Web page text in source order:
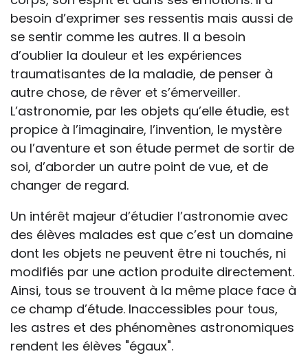
besoin d’exprimer ses ressentis mais aussi de
se sentir comme les autres. Il a besoin
d’oublier la douleur et les expériences
traumatisantes de la maladie, de penser à
autre chose, de rêver et s’émerveiller.
L’astronomie, par les objets qu’elle étudie, est
propice à l’imaginaire, l’invention, le mystère
ou l’aventure et son étude permet de sortir de
soi, d’aborder un autre point de vue, et de
changer de regard.
Un intérêt majeur d’étudier l’astronomie avec
des élèves malades est que c’est un domaine
dont les objets ne peuvent être ni touchés, ni
modifiés par une action produite directement.
Ainsi, tous se trouvent à la même place face à
ce champ d’étude. Inaccessibles pour tous,
les astres et des phénomènes astronomiques
rendent les élèves "égaux".